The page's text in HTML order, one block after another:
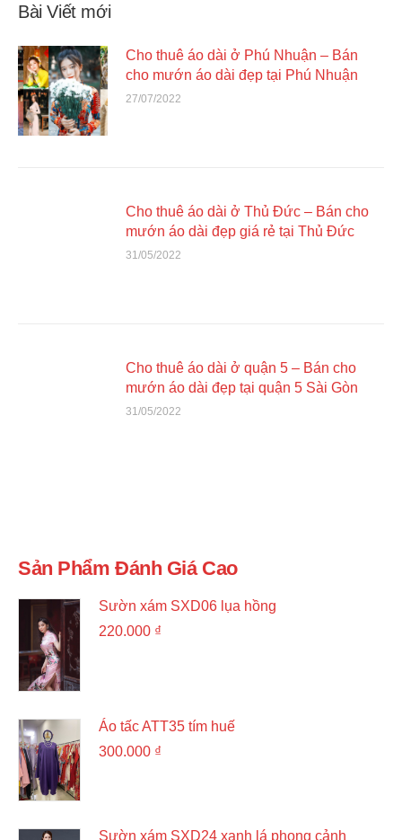
Bài Viết mới
Cho thuê áo dài ở Phú Nhuận – Bán
cho mướn áo dài đẹp tại Phú Nhuận
27/07/2022
Cho thuê áo dài ở Thủ Đức – Bán cho
mướn áo dài đẹp giá rẻ tại Thủ Đức
31/05/2022
Cho thuê áo dài ở quận 5 – Bán cho
mướn áo dài đẹp tại quận 5 Sài Gòn
31/05/2022
Sản Phẩm Đánh Giá Cao
Sườn xám SXD06 lụa hồng
220.000 ₫
Áo tấc ATT35 tím huế
300.000 ₫
Sườn xám SXD24 xanh lá phong cảnh